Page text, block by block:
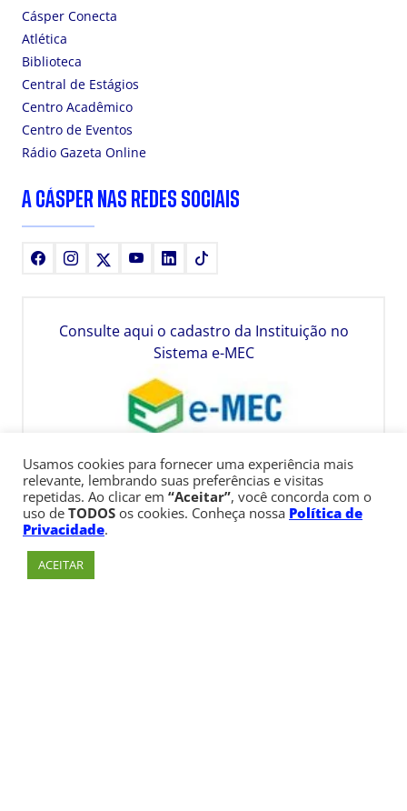
Cásper Conecta
Atlética
Biblioteca
Central de Estágios
Centro Acadêmico
Centro de Eventos
Rádio Gazeta Online
A CÁSPER NAS REDES SOCIAIS
FacebookInstagram YoutubeLinkedIn
Consulte aqui o cadastro da Instituição no
Sistema e-MEC
Usamos cookies para fornecer uma experiência mais
relevante, lembrando suas preferências e visitas
repetidas. Ao clicar em “Aceitar”, você concorda com o
uso de TODOS os cookies. Conheça nossa Política de
Privacidade.
ACEITAR